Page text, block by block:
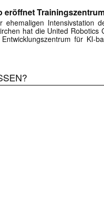
|transkript-
eröffnet
ehemaligen Intensivstation
hat die United Robotics
für KI-